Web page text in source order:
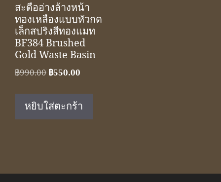
สะดืออ่างล้างหน้า
ทองเหลืองแบบหัวกด
เล็กสปริงสีทองแมท
BF384 Brushed
Gold Waste Basin
฿990.00 Original
was:
฿990.00.
฿550.00
฿550.00.
หยิบใส่ตะกร้า